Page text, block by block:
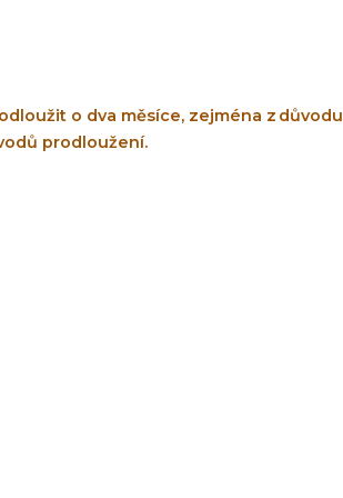
o dva měsíce, zejména z důvodu
prodloužení.